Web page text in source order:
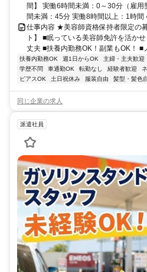
間】 実働6時間未満：0～30分（雇
間未満：45分 実働8時間以上：1時間
仕事内容 ★美容師資格保持者限定の
ト】 ■眠っている美容師免許を活か
丈夫 ■扶養内勤務OK！副業もOK！ ■
扶養内勤務OK 週1日からOK 主婦・主夫歓迎
学歴不問
車通勤OK 転勤なし 経験者歓迎
ピアスOK
土日祝休み 服装自由 髪型・髪色
同じ企業の求人
派遣社員